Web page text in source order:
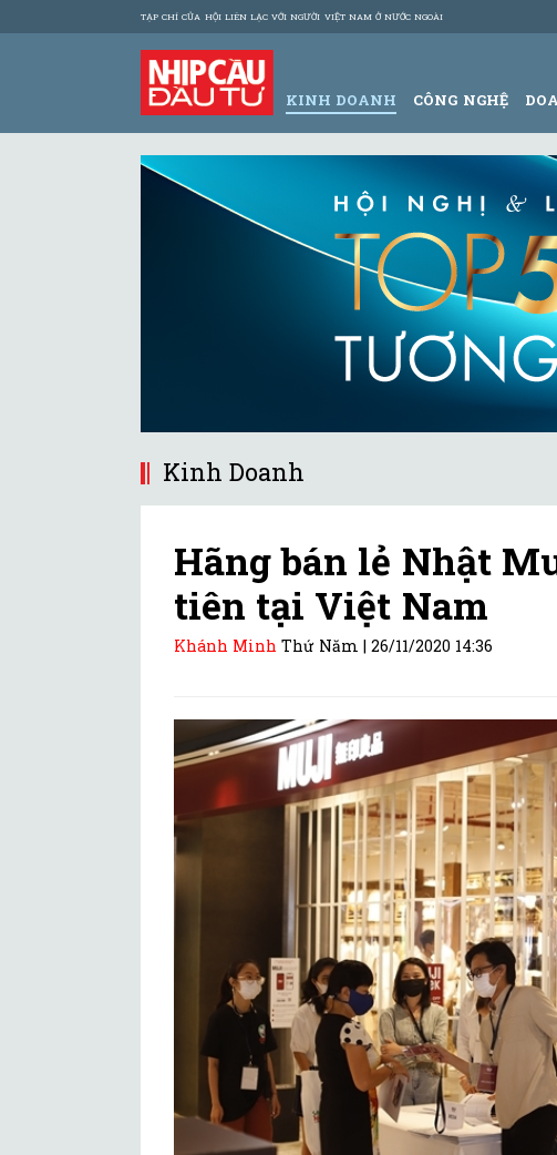
TẠP CHÍ CỦA HỘI LIÊN LẠC VỚI NGƯỜI VIỆT NAM Ở NƯỚC NGOÀI
KINH DOANH CÔNG NGHỆ
Kinh Doanh
Hãng bán lẻ Nhật
tiên tại Việt Nam
Khánh Minh Thứ Năm |26/11/2020 14:36